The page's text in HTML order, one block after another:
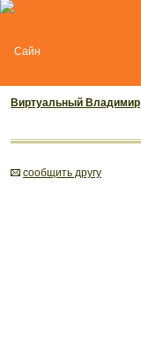
Виртуальный Владимир
cообщить другу